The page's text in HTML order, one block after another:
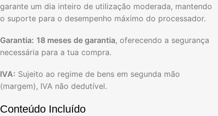
garante um dia inteiro de utilização moderada, mantendo
o suporte para o desempenho máximo do processador.
Garantia: 18 meses de garantia, oferecendo a segurança
necessária para a tua compra.
IVA: Sujeito ao regime de bens em segunda mão
(margem), IVA não dedutível.
Conteúdo Incluído